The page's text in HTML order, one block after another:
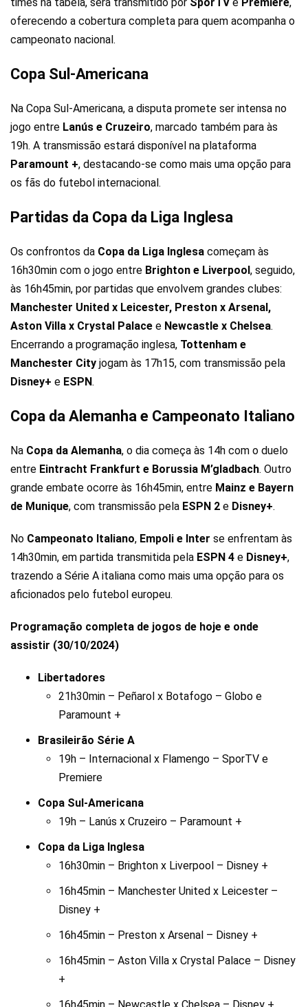
oferecendo a cobertura completa para quem acompanha o
campeonato nacional.
Copa Sul-Americana
Na Copa Sul-Americana, a disputa promete ser intensa no
jogo entre Lanús e Cruzeiro, marcado também para às
19h. A transmissão estará disponível na plataforma
Paramount +, destacando-se como mais uma opção para
os fãs do futebol internacional.
Partidas da Copa da Liga Inglesa
Os confrontos da Copa da Liga Inglesa começam às
16h30min com o jogo entre Brighton e Liverpool , seguido,
às 16h45min, por partidas que envolvem grandes clubes:
Manchester United x Leicester, Preston x Arsenal,
Aston Villa x Crystal Palace e Newcastle x Chelsea.
Encerrando a programação inglesa, Tottenham e
Manchester City jogam às 17h15, com transmissão pela
Disney+ e ESPN.
Copa da Alemanha e Campeonato Italiano
Na Copa da Alemanha, o dia começa às 14h com o duelo
entre Eintracht Frankfurt e Borussia M’gladbach. Outro
grande embate ocorre às 16h45min, entre Mainz e Bayern
de Munique, com transmissão pela ESPN 2 e Disney+.
No Campeonato Italiano, Empoli e Inter se enfrentam às
14h30min, em partida transmitida pela ESPN 4 e Disney+,
trazendo a Série A italiana como mais uma opção para os
aficionados pelo futebol europeu.
Programação completa de jogos de hoje e onde
assistir (30/10/2024)
Libertadores
21h30min – Peñarol x Botafogo – Globo e
Paramount +
Brasileirão Série A
19h – Internacional x Flamengo – SporTV e
Premiere
Copa Sul-Americana
19h – Lanús x Cruzeiro – Paramount +
Copa da Liga Inglesa
16h30min – Brighton x Liverpool – Disney +
16h45min – Manchester United x Leicester –
Disney +
16h45min – Preston x Arsenal – Disney +
16h45min – Aston Villa x Crystal Palace – Disney
+